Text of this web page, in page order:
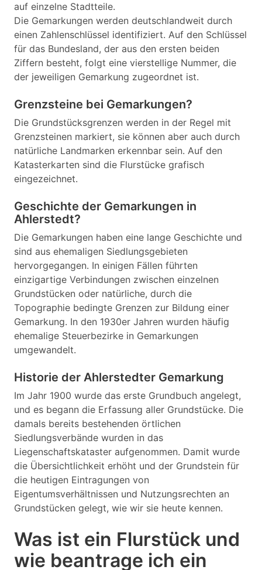
auf einzelne Stadtteile.
Die Gemarkungen werden deutschlandweit durch
einen Zahlenschlüssel identifiziert. Auf den Schlüssel
für das Bundesland, der aus den ersten beiden
Ziffern besteht, folgt eine vierstellige Nummer, die
der jeweiligen Gemarkung zugeordnet ist.
Grenzsteine bei Gemarkungen?
Die Grundstücksgrenzen werden in der Regel mit
Grenzsteinen markiert, sie können aber auch durch
natürliche Landmarken erkennbar sein. Auf den
Katasterkarten sind die Flurstücke grafisch
eingezeichnet.
Geschichte der Gemarkungen in
Ahlerstedt?
Die Gemarkungen haben eine lange Geschichte und
sind aus ehemaligen Siedlungsgebieten
hervorgegangen. In einigen Fällen führten
einzigartige Verbindungen zwischen einzelnen
Grundstücken oder natürliche, durch die
Topographie bedingte Grenzen zur Bildung einer
Gemarkung. In den 1930er Jahren wurden häufig
ehemalige Steuerbezirke in Gemarkungen
umgewandelt.
Historie der Ahlerstedter Gemarkung
Im Jahr 1900 wurde das erste Grundbuch angelegt,
und es begann die Erfassung aller Grundstücke. Die
damals bereits bestehenden örtlichen
Siedlungsverbände wurden in das
Liegenschaftskataster aufgenommen. Damit wurde
die Übersichtlichkeit erhöht und der Grundstein für
die heutigen Eintragungen von
Eigentumsverhältnissen und Nutzungsrechten an
Grundstücken gelegt, wie wir sie heute kennen.
Was ist ein Flurstück und
wie beantrage ich ein